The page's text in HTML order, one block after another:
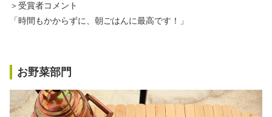
＞受賞者コメント
「時間もかからずに、朝ごはんに最高です！」
お野菜部門